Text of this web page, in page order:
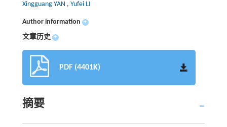
Xingguang YAN , Yufei LI
Author information +
文章历史 +
PDF (4401K)
摘要